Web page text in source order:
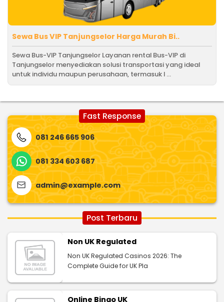
Sewa Bus VIP Tanjungselor Harga Murah Bi..
Sewa Bus-VIP Tanjungselor Layanan rental Bus-VIP di
Tanjungselor menyediakan solusi transportasi yang ideal
untuk individu maupun perusahaan, termasuk l ...
Fast Response
081 246 665 906
081 334 603 687
admin@example.com
Post Terbaru
Non UK Regulated
Non UK Regulated Casinos 2026: The
Complete Guide for UK Pla
Online Bingo UK